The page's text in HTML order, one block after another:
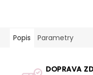
Popis Parametry
DOPRAVA